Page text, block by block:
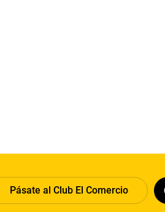
Pásate al Club El Comercio